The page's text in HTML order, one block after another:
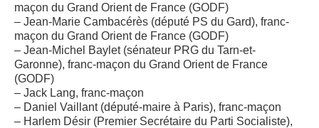
maçon du Grand Orient de France (GODF)
– Jean-Marie Cambacérès (député PS du Gard), franc-
maçon du Grand Orient de France (GODF)
– Jean-Michel Baylet (sénateur PRG du Tarn-et-
Garonne), franc-maçon du Grand Orient de France
(GODF)
– Jack Lang, franc-maçon
– Daniel Vaillant (député-maire à Paris), franc-maçon
– Harlem Désir (Premier Secrétaire du Parti Socialiste),